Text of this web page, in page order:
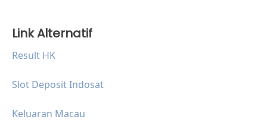
Link Alternatif
Result HK
Slot Deposit Indosat
Keluaran Macau